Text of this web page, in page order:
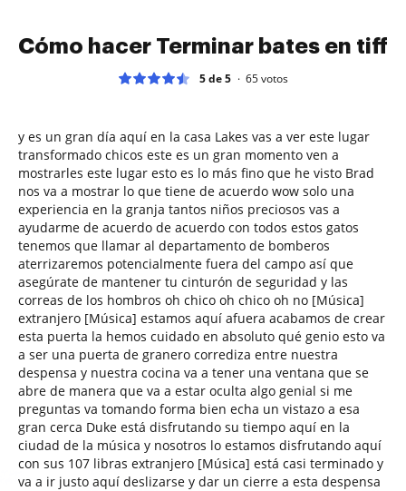
Cómo hacer Terminar bates en tiff
5 de 5 65votos
y es un gran día aquí en la casa Lakes vas a ver este lugar
transformado chicos este es un gran momento ven a
mostrarles este lugar esto es lo más fino que he visto Brad
nos va a mostrar lo que tiene de acuerdo wow solo una
experiencia en la granja tantos niños preciosos vas a
ayudarme de acuerdo de acuerdo con todos estos gatos
tenemos que llamar al departamento de bomberos
aterrizaremos potencialmente fuera del campo así que
asegúrate de mantener tu cinturón de seguridad y las
correas de los hombros oh chico oh chico oh no [Música]
extranjero [Música] estamos aquí afuera acabamos de crear
esta puerta la hemos cuidado en absoluto qué genio esto va
a ser una puerta de granero corrediza entre nuestra
despensa y nuestra cocina va a tener una ventana que se
abre de manera que va a estar oculta algo genial si me
preguntas va tomando forma bien echa un vistazo a esa
gran cerca Duke está disfrutando su tiempo aquí en la
ciudad de la música y nosotros lo estamos disfrutando aquí
con sus 107 libras extranjero [Música] está casi terminado y
va a ir justo aquí deslizarse y dar un cierre a esta despensa